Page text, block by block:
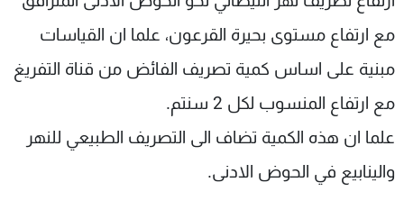
مع ارتفاع مستوى بحيرة القرعون، علما ان القياسات
مبنية على اساس كمية تصريف الفائض من قناة التفريغ
مع ارتفاع المنسوب لكل 2 سنتم.
علما ان هذه الكمية تضاف الى التصريف الطبيعي للنهر
والينابيع في الحوض الادنى.